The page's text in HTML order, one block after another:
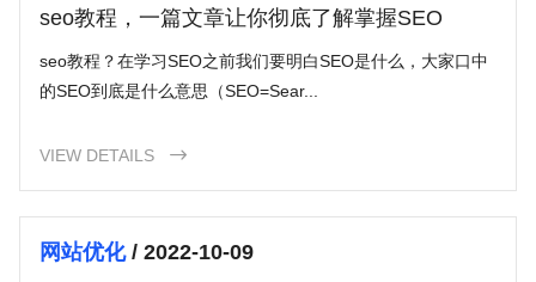
seo教程，一篇文章让你彻底了解掌握SEO
seo教程？在学习SEO之前我们要明白SEO是什么，大家口中
的SEO到底是什么意思（SEO=Sear...
VIEW DETAILS 
网站优化/ 2022-10-09